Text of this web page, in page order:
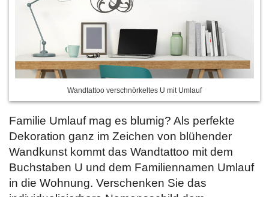
Wandtattoo verschnörkeltes U mit Umlauf
Familie Umlauf mag es blumig? Als perfekte
Dekoration ganz im Zeichen von blühender
Wandkunst kommt das Wandtattoo mit dem
Buchstaben U und dem Familiennamen Umlauf
in die Wohnung. Verschenken Sie das